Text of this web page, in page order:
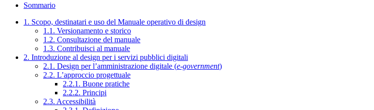
Sommario
1. Scopo, destinatari e uso del Manuale operativo di design
1.1. Versionamento e storico
1.2. Consultazione del manuale
1.3. Contribuisci al manuale
2. Introduzione al design per i servizi pubblici digitali
2.1. Design per l’amministrazione digitale (e-government)
2.2. L’approccio progettuale
2.2.1. Buone pratiche
2.2.2. Principi
2.3. Accessibilità